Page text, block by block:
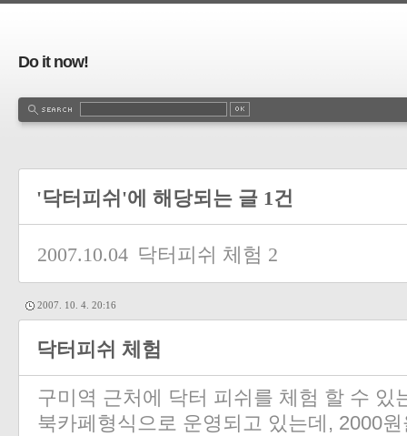
Do it now!
'닥터피쉬'에 해당되는 글 1건
2007.10.04 닥터피쉬 체험 2
2007. 10. 4. 20:16
닥터피쉬 체험
구미역 근처에 닥터 피쉬를 체험 할 수 있
북카페형식으로 운영되고 있는데, 2000